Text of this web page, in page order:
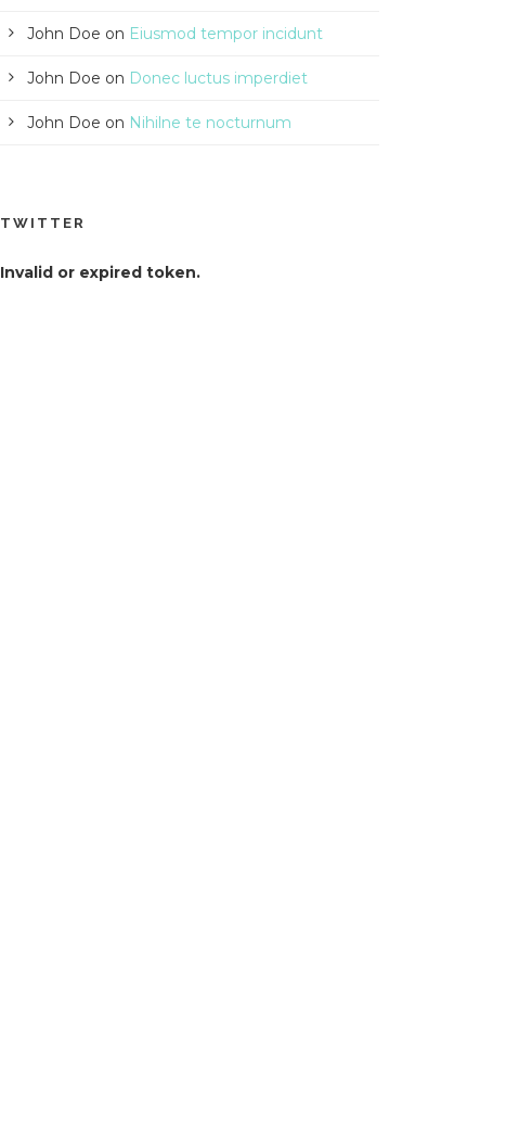
John Doe on Eiusmod tempor incidunt
John Doe on Donec luctus imperdiet
John Doe on Nihilne te nocturnum
TWITTER
Invalid or expired token.